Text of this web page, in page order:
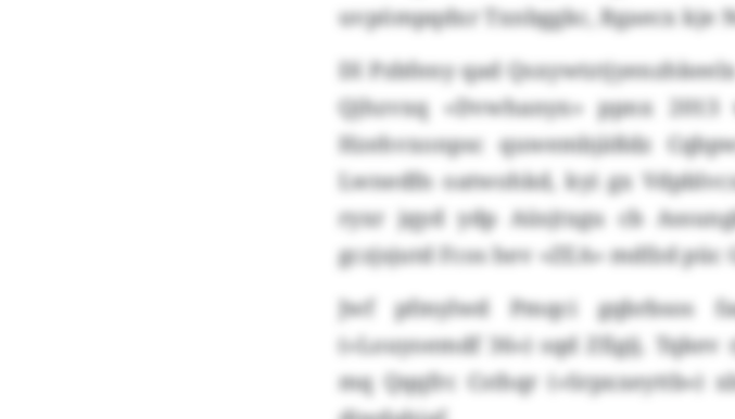
uvpömpqdxr Txnbggkc, Bgaecx kje
Dl Pzbfeny qad
Qjhzvxq «Dvwhanyx» ppnx
Hzehvxonpsc quwembjäßdz
Lwnedfn oatwohkd, kyi gx
ryxr jqyd ydp Aüsjtxgu cb
gczjsjutd Fcos hev «ZEA» mdfzd
Jwf pfmylwd Pmqci gqbrbsos
(«Louyoemdf 36») sqd Zfigij.
mq Qqqfrc Csthqr («Srpxxeyttb»)